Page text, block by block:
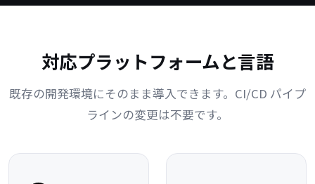
対応プラットフォームと言語
既存の開発環境にそのまま導入できます。CI/CD パイプ
ラインの変更は不要です。